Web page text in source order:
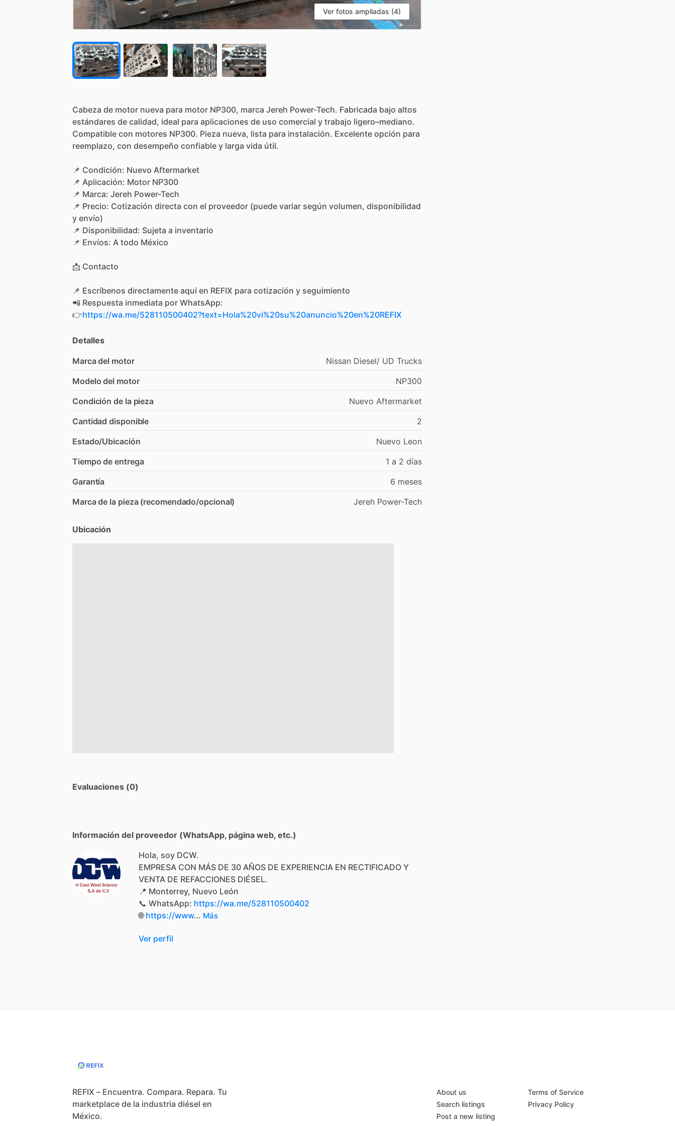
Ver fotos ampliadas (4)
Cabeza de motor nueva para motor NP300, marca Jereh Power-Tech. Fabricada bajo altos
estándares de calidad, ideal para aplicaciones de uso comercial y trabajo ligero–mediano.
Compatible con motores NP300. Pieza nueva, lista para instalación. Excelente opción para
reemplazo, con desempeño confiable y larga vida útil.
📌 Condición: Nuevo Aftermarket
📌 Aplicación: Motor NP300
📌 Marca: Jereh Power-Tech
📌 Precio: Cotización directa con el proveedor (puede variar según volumen, disponibilidad
y envío)
📌 Disponibilidad: Sujeta a inventario
📌 Envíos: A todo México
📩 Contacto
📌 Escríbenos directamente aquí en REFIX para cotización y seguimiento
📲 Respuesta inmediata por WhatsApp:
👉https://wa.me/528110500402?text=Hola%20vi%20su%20anuncio%20en%20REFIX
Detalles
Marca del motor Nissan Diesel​/​ UD Trucks
Modelo del motor
NP300
Condición de la pieza
Nuevo Aftermarket
Cantidad disponible
2
Estado/Ubicación
Nuevo Leon
Tiempo de entrega
1 a 2 días
Garantía
6 meses
Marca de la pieza (recomendado/opcional)
Jereh Power-Tech
Ubicación
Evaluaciones (0)
Información del proveedor (WhatsApp, página web, etc.)
Hola, soy DCW.
EMPRESA CON MÁS DE 30 AÑOS DE EXPERIENCIA EN RECTIFICADO Y
VENTA DE REFACCIONES DIÉSEL.
📍 Monterrey, Nuevo León
📞 WhatsApp: https://wa.me/528110500402
🌐 https://www… Más
Ver perfil
REFIX – Encuentra. Compara. Repara. Tu
marketplace de la industria diésel en
México.
About us
Search listings
Post a new listing
Terms of Service
Privacy Policy